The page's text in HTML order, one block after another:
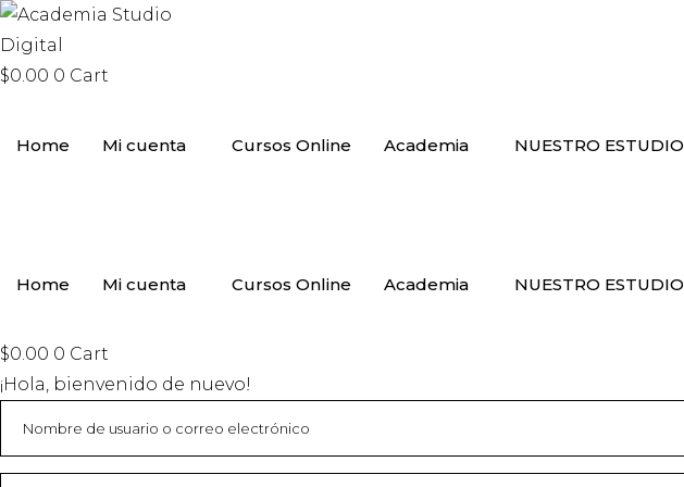
$0.00 0 Cart
Home Mi cuenta Cursos Online Academia NUESTRO ESTUDIO
Home Mi cuenta Cursos Online Academia NUESTRO ESTUDIO
$0.00 0 Cart
¡Hola, bienvenido de nuevo!